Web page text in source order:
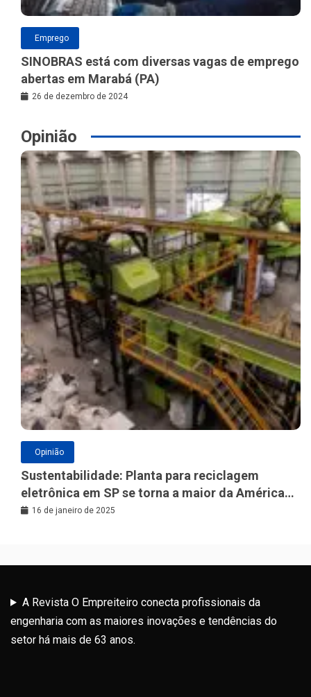
Emprego
SINOBRAS está com diversas vagas de emprego
abertas em Marabá (PA)
26 de dezembro de 2024
Opinião
Opinião
Sustentabilidade: Planta para reciclagem
eletrônica em SP se torna a maior da América
Latina
16 de janeiro de 2025
A Revista O Empreiteiro conecta profissionais da
engenharia com as maiores inovações e tendências do
setor há mais de 63 anos.